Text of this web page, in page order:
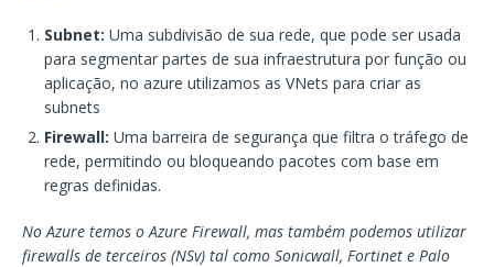
Subnet: Uma subdivisão de sua rede, que pode ser usada
para segmentar partes de sua infraestrutura por função ou
aplicação, no azure utilizamos as VNets para criar as
subnets
Firewall: Uma barreira de segurança que filtra o tráfego de
rede, permitindo ou bloqueando pacotes com base em
regras definidas.
No Azure temos o Azure Firewall, mas também podemos utilizar
firewalls de terceiros (NSv) tal como Sonicwall, Fortinet e Palo